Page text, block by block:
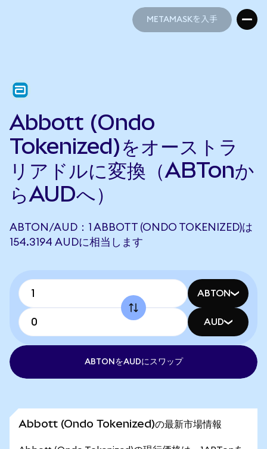
METAMASKを入手
Abbott (Ondo
Tokenized)をオーストラ
リアドルに変換（ABTonか
らAUDへ）
ABTON/AUD：1 ABBOTT (ONDO TOKENIZED)は
154.3194 AUDに相当します
ABTON
AUD
ABTONをAUDにスワップ
Abbott (Ondo Tokenized)の最新市場情報